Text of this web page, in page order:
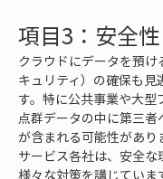
項目3：安全性
クラウドにデータを預け
キュリティ）の確保も見
す。特に公共事業や大型
点群データの中に第三
が含まれる可能性があり
サービス各社は、安全な
様々な対策を講じていま